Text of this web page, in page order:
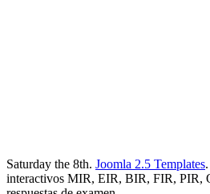
Saturday the 8th. Joomla 2.5 Templates
interactivos MIR, EIR, BIR, FIR, PIR,